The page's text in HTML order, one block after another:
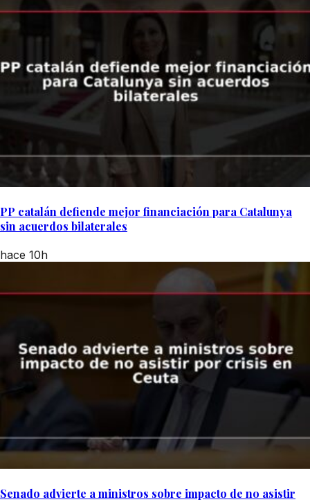
PP catalán defiende mejor financiación para Catalunya
sin acuerdos bilaterales
hace 10h
Senado advierte a ministros sobre impacto de no asistir